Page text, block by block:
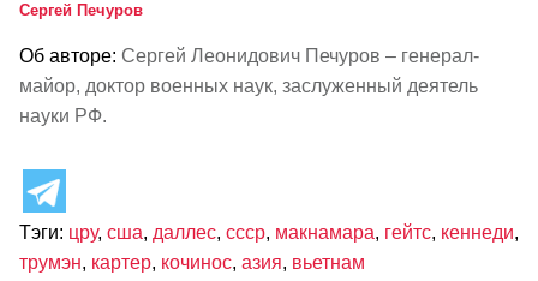
Сергей Печуров
Об авторе: Сергей Леонидович Печуров – генерал-
майор, доктор военных наук, заслуженный деятель
науки РФ.
Тэги: цру, сша, даллес, ссср, макнамара, гейтс, кеннеди,
трумэн, картер, кочинос, азия, вьетнам